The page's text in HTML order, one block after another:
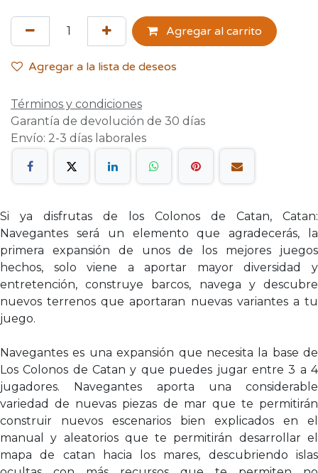
Agregar al carrito
Agregar a la lista de deseos
Términos y condiciones
Garantía de devolución de 30 días
Envío: 2-3 días laborales
Si ya disfrutas de los Colonos de Catan, Catan:
Navegantes será un elemento que agradecerás, la
primera expansión de unos de los mejores juegos
hechos, solo viene a aportar mayor diversidad y
entretención, construye barcos, navega y descubre
nuevos terrenos que aportaran nuevas variantes a tu
juego.
Navegantes es una expansión que necesita la base de
Los Colonos de Catan y que puedes jugar entre 3 a 4
jugadores. Navegantes aporta una considerable
variedad de nuevas piezas de mar que te permitirán
construir nuevos escenarios bien explicados en el
manual y aleatorios que te permitirán desarrollar el
mapa de catan hacia los mares, descubriendo islas